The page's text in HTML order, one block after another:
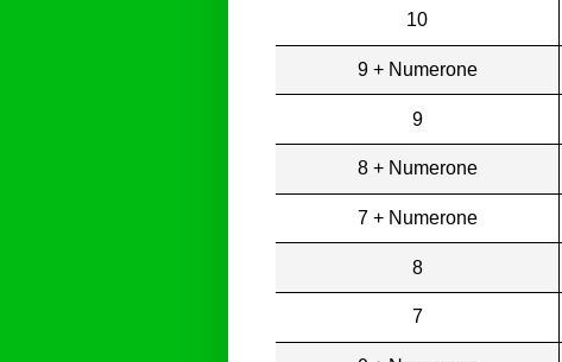
10
9 + Numerone
9
8 + Numerone
7 + Numerone
8
7